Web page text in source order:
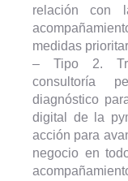
relación con
medidas
– Tipo 2.
consultoría
diagnóstico
digital de la
acción para
negocio en